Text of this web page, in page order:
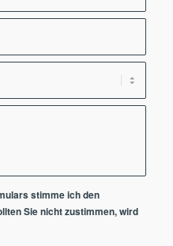
stimme ich den
Sie nicht zustimmen, wird